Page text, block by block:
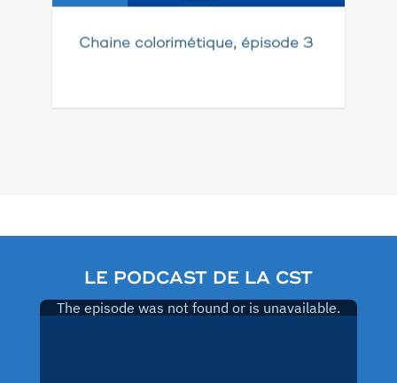
Chaine colorimétique, épisode 3
LE PODCAST DE LA CST